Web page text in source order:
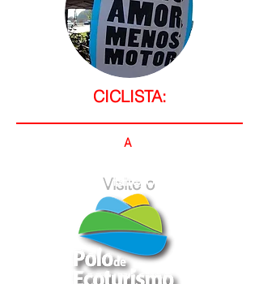
CICLISTA:
A
Visite o